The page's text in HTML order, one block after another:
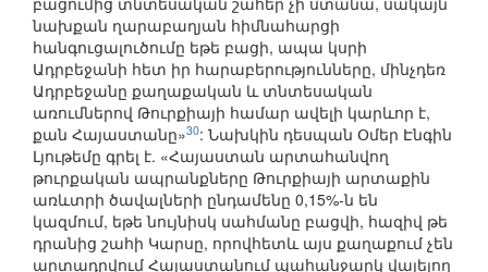
նախքան ղարաբաղյան հիմնահարցի
հանգուցալուծումը եթե բացի, ապա կսրի
Ադրբեջանի հետ իր հարաբերությունները, մինչդեռ
Ադրբեջանը քաղաքական և տնտեսական
առումներով Թուրքիայի համար ավելի կարևոր է,
քան Հայաստանը»30: Նախկին դեսպան Օմեր Էնգին
Լյութեմը գրել է. «Հայաստան արտահանվող
թուրքական ապրանքները Թուրքիայի արտաքին
առևտրի ծավալների ընդամենը 0,15%-ն են
կազմում, եթե նույնիսկ սահմանը բացվի, հազիվ թե
դրանից շահի Կարսը, որովհետև այս քաղաքում չեն
արտադրվում Հայաստանում պահանջարկ վայելող